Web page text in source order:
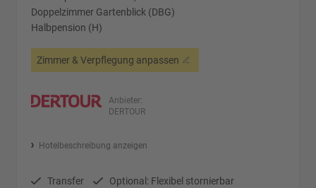
Doppelzimmer Gartenblick (DBG)
Halbpension (H)
Zimmer & Verpflegung anpassen
Anbieter:
DERTOUR
Hotelbeschreibung anzeigen
Transfer Optional: Flexibel stornierbar